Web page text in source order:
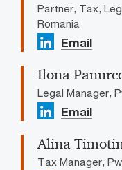
Partner, Tax,
Romania
Email
Ilona
Legal Manager,
Email
Alina
Tax Manager,